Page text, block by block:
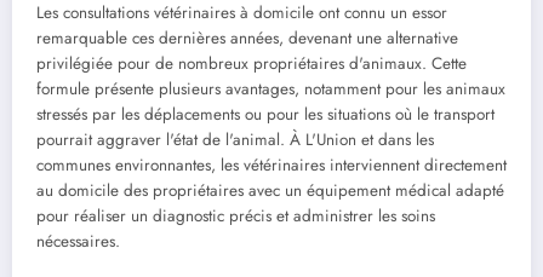
Les consultations vétérinaires à domicile ont connu un essor
remarquable ces dernières années, devenant une alternative
privilégiée pour de nombreux propriétaires d'animaux. Cette
formule présente plusieurs avantages, notamment pour les animaux
stressés par les déplacements ou pour les situations où le transport
pourrait aggraver l'état de l'animal. À L'Union et dans les
communes environnantes, les vétérinaires interviennent directement
au domicile des propriétaires avec un équipement médical adapté
pour réaliser un diagnostic précis et administrer les soins
nécessaires.